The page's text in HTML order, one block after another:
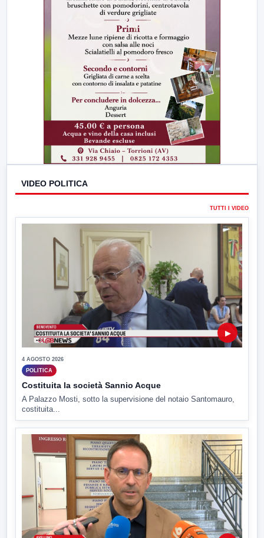
VIDEO POLITICA
TUTTI I VIDEO
▶
4 AGOSTO 2026
POLITICA
Costituita la società Sannio Acque
A Palazzo Mosti, sotto la supervisione del notaio Santomauro,
costituita...